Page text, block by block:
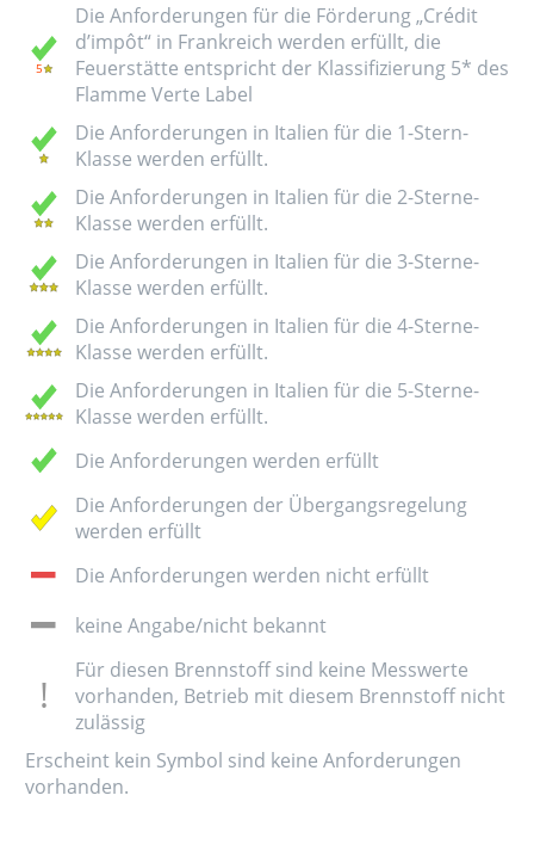
Die Anforderungen für die Förderung „Crédit
d’impôt“ in Frankreich werden erfüllt, die
Feuerstätte entspricht der Klassifizierung 5* des
Flamme Verte Label
Die Anforderungen in Italien für die 1-Stern-
Klasse werden erfüllt.
Die Anforderungen in Italien für die 2-Sterne-
Klasse werden erfüllt.
Die Anforderungen in Italien für die 3-Sterne-
Klasse werden erfüllt.
Die Anforderungen in Italien für die 4-Sterne-
Klasse werden erfüllt.
Die Anforderungen in Italien für die 5-Sterne-
Klasse werden erfüllt.
Die Anforderungen werden erfüllt
Die Anforderungen der Übergangsregelung
werden erfüllt
Die Anforderungen werden nicht erfüllt
keine Angabe/nicht bekannt
Für diesen Brennstoff sind keine Messwerte
vorhanden, Betrieb mit diesem Brennstoff nicht
zulässig
Erscheint kein Symbol sind keine Anforderungen
vorhanden.